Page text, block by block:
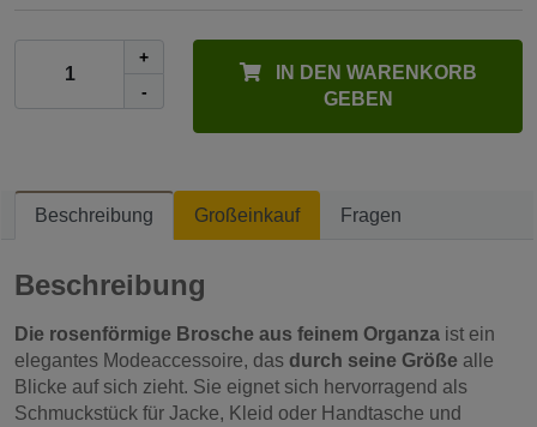
+
-
IN DEN WARENKORB
GEBEN
Beschreibung Großeinkauf Fragen
Beschreibung
Die rosenförmige Brosche aus feinem Organza ist ein
elegantes Modeaccessoire, das durch seine Größe alle
Blicke auf sich zieht. Sie eignet sich hervorragend als
Schmuckstück für Jacke, Kleid oder Handtasche und